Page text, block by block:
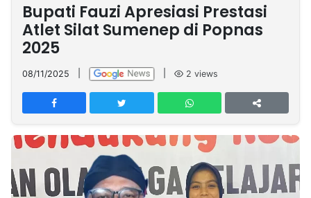
Nasional
International
Olahraga
Entertainment
Daerah
Pariwisata
Kuliner
Kolom
Network
PT
TREETAN
INDONESIA
Partner
Bupati Fauzi Apresiasi Prestasi
Atlet Silat Sumenep di Popnas
2025
08/11/2025 2 views